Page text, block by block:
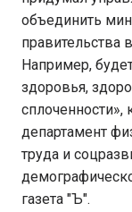
объединить
правительства
Например,
здоровья,
департамент
труда и
газета "Ъ".